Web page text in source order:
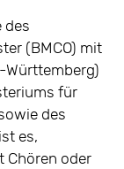
des
(BMCO) mit
Württemberg)
für
des
es,
Chören oder